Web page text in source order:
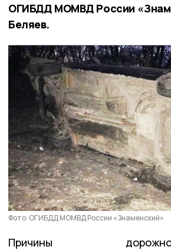
ОГИБДД МОМВД России
Беляев.
Фото: ОГИБДД МОМВД России «Знаменский»
Причины дорожно-